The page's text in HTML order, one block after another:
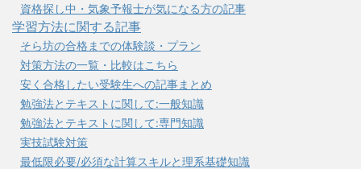
資格探し中・気象予報士が気になる方の記事
学習方法に関する記事
そら坊の合格までの体験談・プラン
対策方法の一覧・比較はこちら
安く合格したい受験生への記事まとめ
勉強法とテキストに関して:一般知識
勉強法とテキストに関して:専門知識
実技試験対策
最低限必要/必須な計算スキルと理系基礎知識